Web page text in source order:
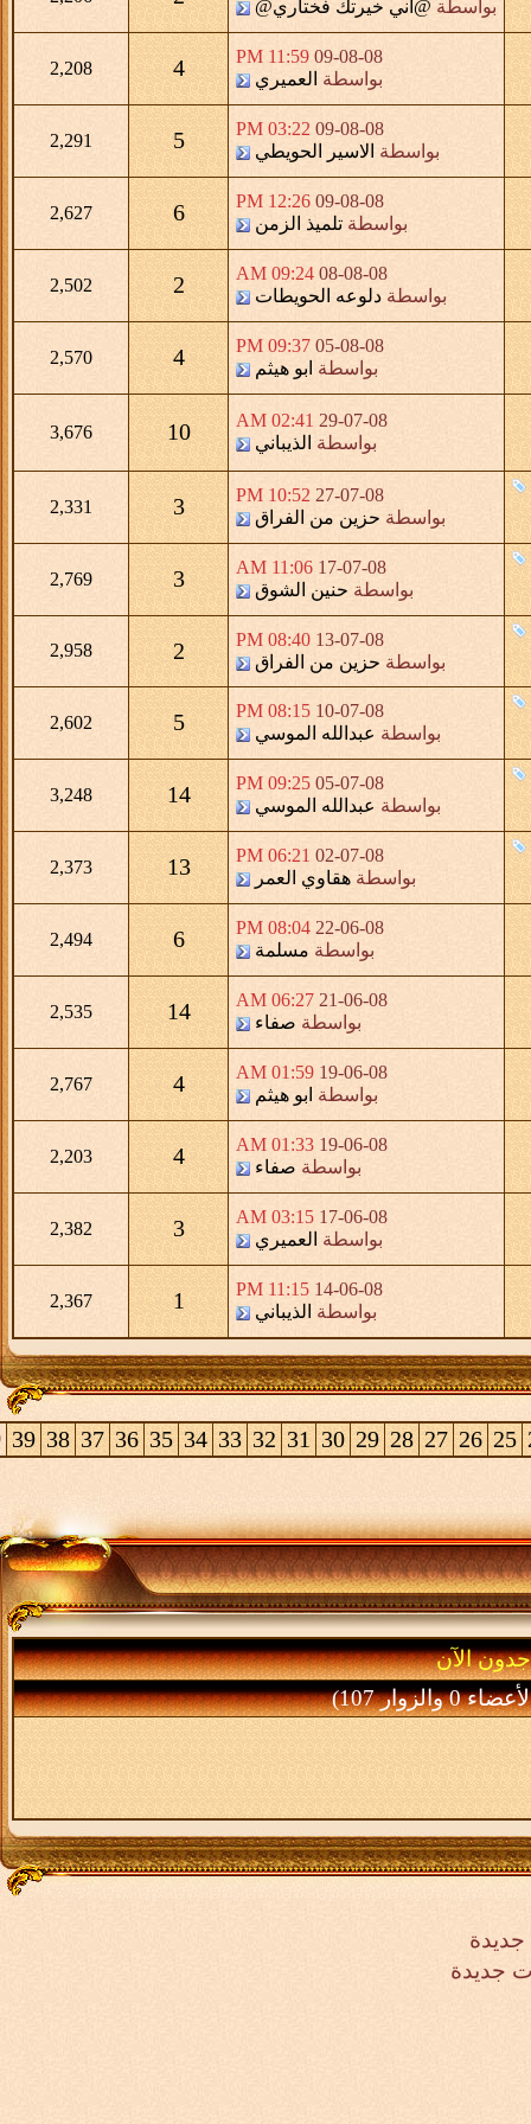
بواسطة @اني خيرتك فختاري@
09-08-08
11:59 PM
بواسطة العميري 4
2,208
09-08-08
03:22 PM
بواسطة الاسير الحويطي 5
2,291
09-08-08
12:26 PM
بواسطة تلميذ الزمن 6
2,627
08-08-08
09:24 AM
بواسطة دلوعه الحويطات 2
2,502
05-08-08
09:37 PM
بواسطة ابو هيثم 4
2,570
29-07-08
02:41 AM
بواسطة الذيباني 10
3,676
27-07-08
10:52 PM
بواسطة حزين من الفراق 3
2,331
17-07-08
11:06 AM
بواسطة حنين الشوق 3
2,769
13-07-08
08:40 PM
بواسطة حزين من الفراق 2
2,958
10-07-08
08:15 PM
بواسطة عبدالله الموسي 5
2,602
05-07-08
09:25 PM
بواسطة عبدالله الموسي 14
3,248
02-07-08
06:21 PM
بواسطة هقاوي العمر 13
2,373
22-06-08
08:04 PM
بواسطة مسلمة 6
2,494
21-06-08
06:27 AM
بواسطة صفاء 14
2,535
19-06-08
01:59 AM
بواسطة ابو هيثم 4
2,767
19-06-08
01:33 AM
بواسطة صفاء 4
2,203
17-06-08
03:15 AM
بواسطة العميري 3
2,382
14-06-08
11:15 PM
بواسطة الذيباني 1
2,367
25
26
27
28
29
30
31
32
33
34
35
36
37
38
39
الآن
جديدة